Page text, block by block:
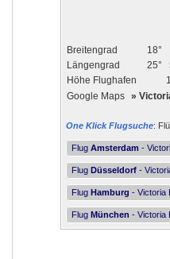
Breitengrad 18°
Längengrad
25°
Höhe Flughafen
Google Maps »
One Klick Flugsuche:
Flug Amsterdam -
Flug Düsseldorf -
Flug Hamburg - Victoria
Flug München - Victoria